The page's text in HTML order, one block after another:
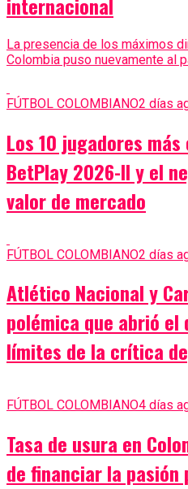
La presencia de los máximos
Colombia puso nuevamente al
FÚTBOL COLOMBIANO2 días
Los 10 jugadores
BetPlay 2026-II y el
valor de mercado
FÚTBOL COLOMBIANO2 días
Atlético Nacional y
polémica que abrió el
límites de la crítica
FÚTBOL COLOMBIANO4 días
Tasa de usura en
de financiar la